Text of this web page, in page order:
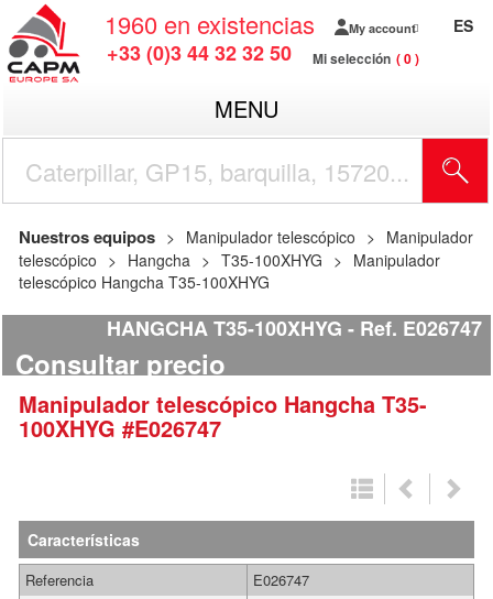
1960 en existencias
+33 (0)3 44 32 32 50
My account
Mi selección 0
ES
MENU
Nuestros equipos Manipulador telescópico
Manipulador
telescópico
Hangcha T35-100XHYG
Manipulador
telescópico Hangcha T35-100XHYG
HANGCHA T35-100XHYG Ref. E026747
Consultar precio
Manipulador telescópico Hangcha T35-
100XHYG #E026747
Características
Referencia
E026747